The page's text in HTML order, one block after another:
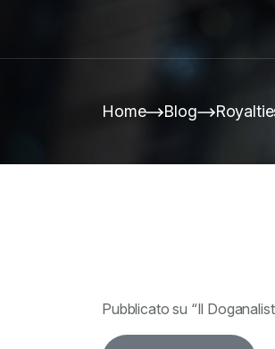
Home Blog
Pubblicato su “Il